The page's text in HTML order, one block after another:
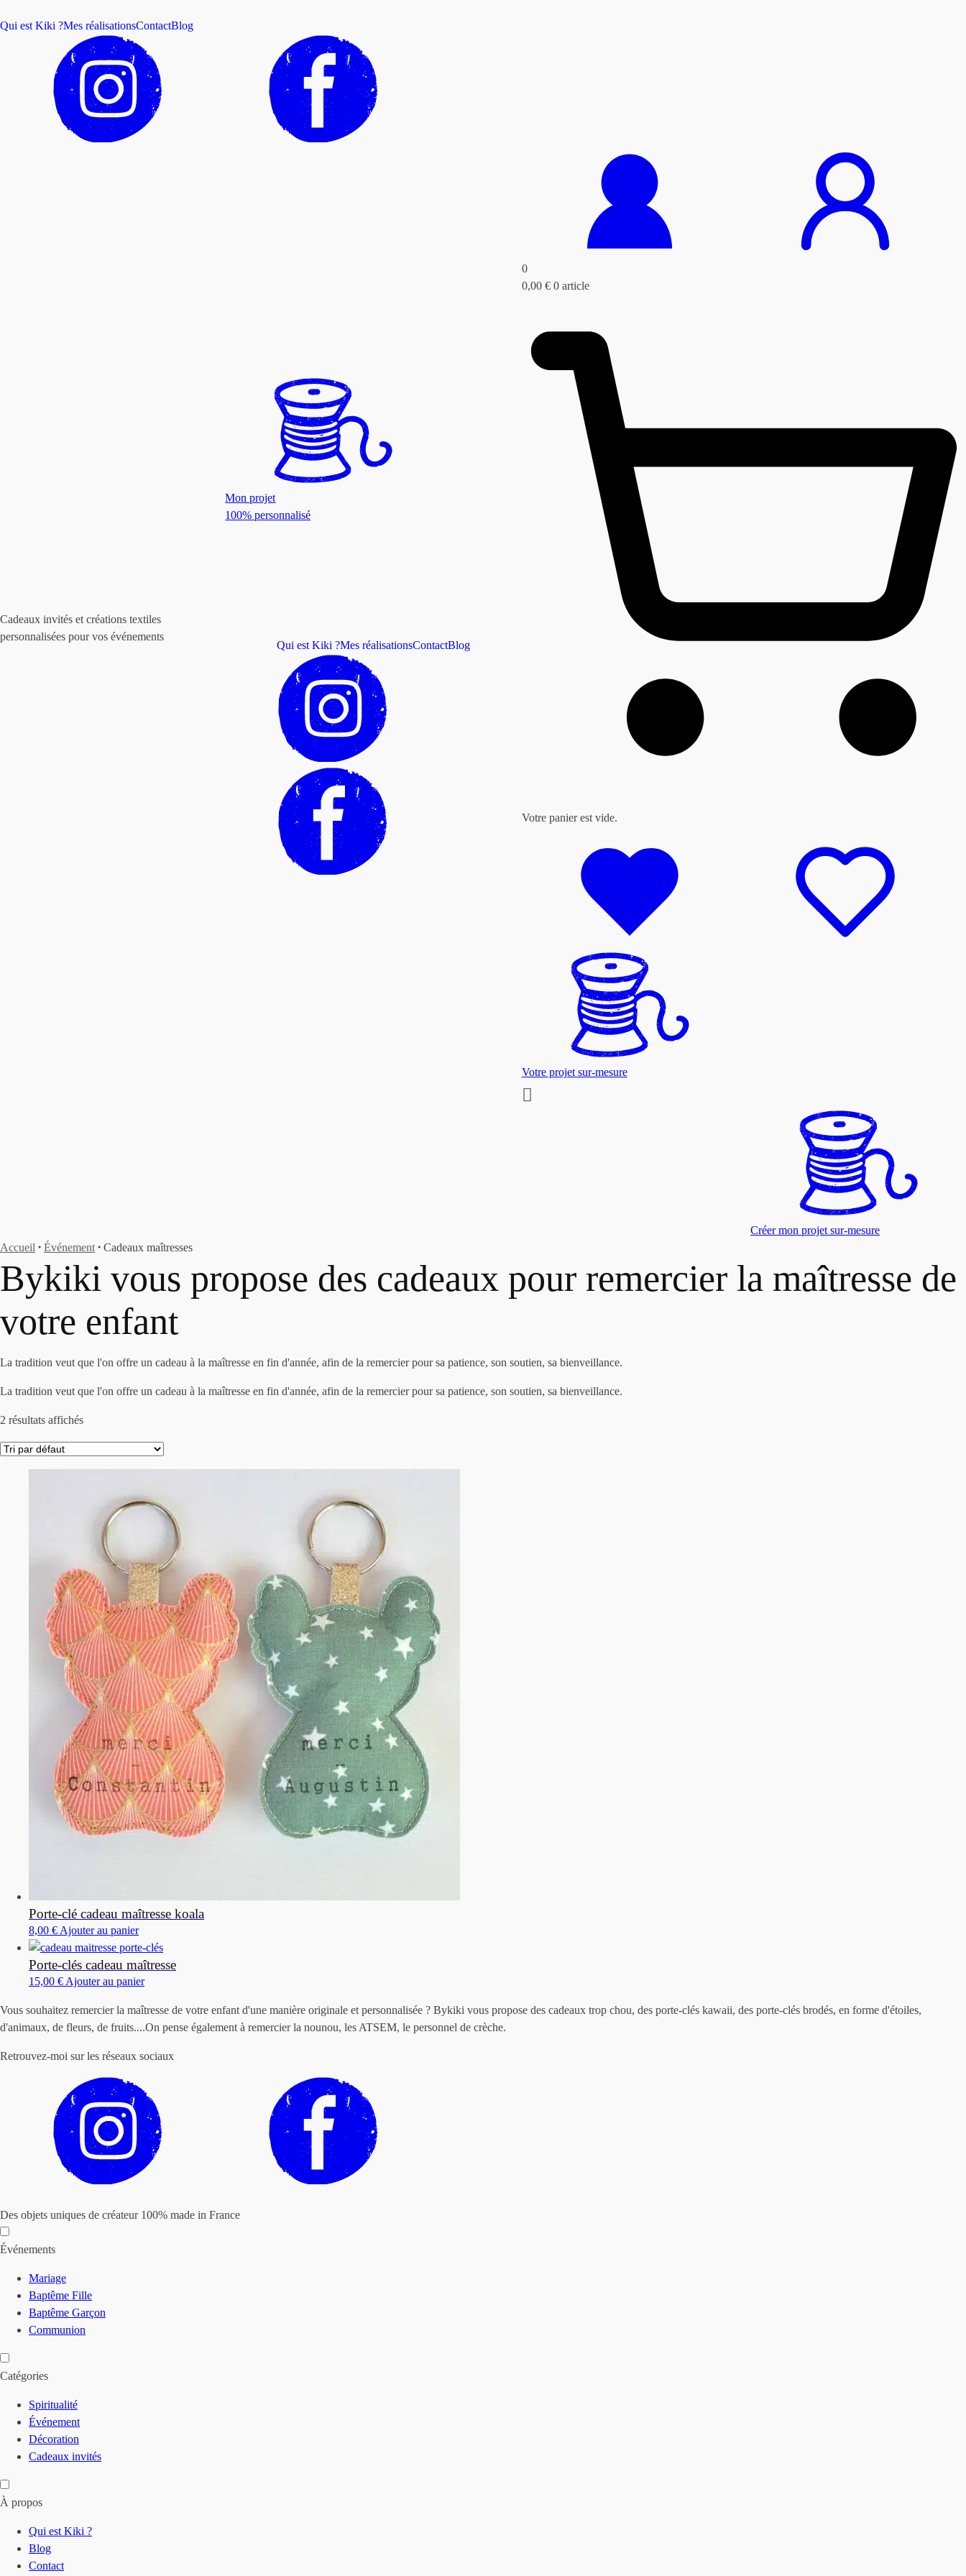
Qui est Kiki ?Mes réalisationsContactBlog
Cadeaux invités et créations textiles
personnalisées pour vos événements
Mon projet
100% personnalisé
Qui est Kiki ?Mes réalisationsContactBlog
0
0,00 € 0 article
Votre panier est vide.
Votre projet sur-mesure
Créer mon projet sur-mesure
Accueil
● Événement ● Cadeaux maîtresses
Bykiki vous propose des cadeaux pour remercier la maîtresse de
votre enfant
La tradition veut que l'on offre un cadeau à la maîtresse en fin d'année, afin de la remercier pour sa patience, son soutien, sa bienveillance.
La tradition veut que l'on offre un cadeau à la maîtresse en fin d'année, afin de la remercier pour sa patience, son soutien, sa bienveillance.
2 résultats affichés
Porte-clé cadeau maîtresse koala
8,00 € Ajouter au panier
Porte-clés cadeau maîtresse
15,00 € Ajouter au panier
Vous souhaitez remercier la maîtresse de votre enfant d'une manière originale et personnalisée ? Bykiki vous propose des cadeaux trop chou, des porte-clés kawaii, des porte-clés brodés, en forme d'étoiles,
d'animaux, de fleurs, de fruits....On pense également à remercier la nounou, les ATSEM, le personnel de crèche.
Retrouvez-moi sur les réseaux sociaux
Des objets uniques de créateur 100% made in France
Événements
Mariage
Baptême Fille
Baptême Garçon
Communion
Catégories
Spiritualité
Événement
Décoration
Cadeaux invités
À propos
Qui est Kiki ?
Blog
Contact